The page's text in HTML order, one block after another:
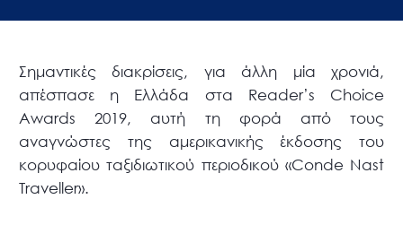
Σημαντικές διακρίσεις, για άλλη μία χρονιά,
απέσπασε η Ελλάδα στα Reader’s Choice
Awards 2019, αυτή τη φορά από τους
αναγνώστες της αμερικανικής έκδοσης του
κορυφαίου ταξιδιωτικού περιοδικού «Conde Nast
Traveller».